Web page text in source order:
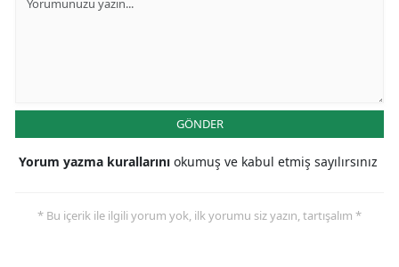
GÖNDER
Yorum yazma kurallarını okumuş ve kabul etmiş sayılırsınız
* Bu içerik ile ilgili yorum yok, ilk yorumu siz yazın, tartışalım *